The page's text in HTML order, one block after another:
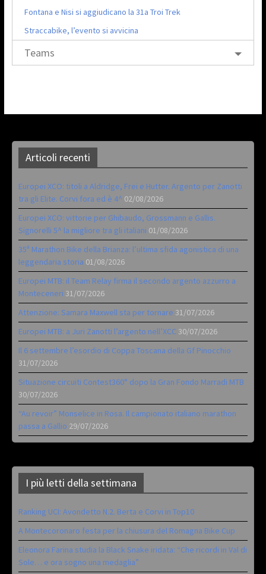
Fontana e Nisi si aggiudicano la 31a Troi Trek
Straccabike, l’evento si avvicina
Teams
Articoli recenti
Europei XCO: titoli a Aldridge, Frei e Hutter. Argento per Zanotti
tra gli Elite. Corvi fora ed è 4^ 02/08/2026
Europei XCO: vittorie per Ghibaudo, Grossmann e Gallis.
Signorelli 5^ la migliore tra gli italiani 01/08/2026
35ª Marathon Bike della Brianza: l’ultima sfida agonistica di una
leggendaria storia 01/08/2026
Europei MTB: il Team Relay firma il secondo argento azzurro a
Monteceneri 31/07/2026
Attenzione: Samara Maxwell sta per tornare 31/07/2026
Europei MTB: a Juri Zanotti l’argento nell’XCC 30/07/2026
Il 6 settembre l’esordio di Coppa Toscana della Gf Pinocchio
31/07/2026
Situazione circuiti Contest360° dopo la Gran Fondo Marradi MTB
30/07/2026
“Au revoir” Monselice in Rosa. Il campionato italiano marathon
passa a Gallio 29/07/2026
I più letti della settimana
Ranking UCI: Avondetto N.2. Berta e Corvi in Top10
A Montecoronaro festa per la chiusura del Romagna Bike Cup
Eleonora Farina studia la Black Snake iridata: “Che ricordi in Val di
Sole… e ora sogno una medaglia”